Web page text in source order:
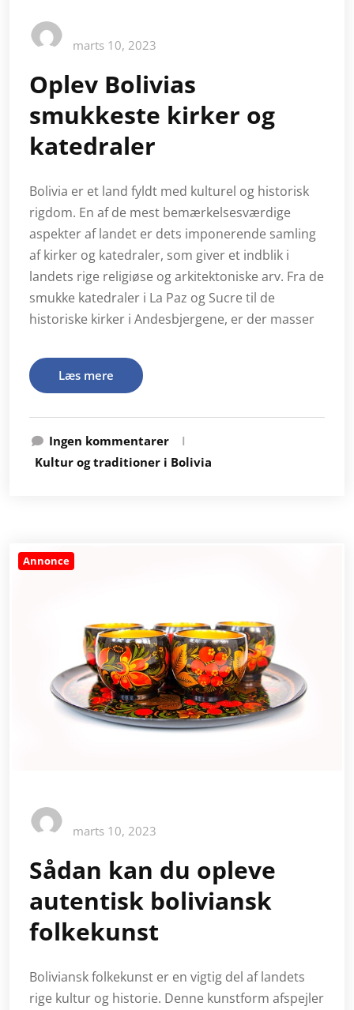
marts 10, 2023
Oplev Bolivias
smukkeste kirker og
katedraler
Bolivia er et land fyldt med kulturel og historisk
rigdom. En af de mest bemærkelsesværdige
aspekter af landet er dets imponerende samling
af kirker og katedraler, som giver et indblik i
landets rige religiøse og arkitektoniske arv. Fra de
smukke katedraler i La Paz og Sucre til de
historiske kirker i Andesbjergene, er der masser
Læs mere
Ingen kommentarer
I
Kultur og traditioner i Bolivia
Annonce
marts 10, 2023
Sådan kan du opleve
autentisk boliviansk
folkekunst
Boliviansk folkekunst er en vigtig del af landets
rige kultur og historie. Denne kunstform afspejler